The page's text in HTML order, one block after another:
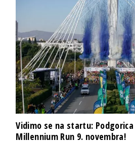
Vidimo se na startu: Podgorica
Millennium Run 9. novembra!